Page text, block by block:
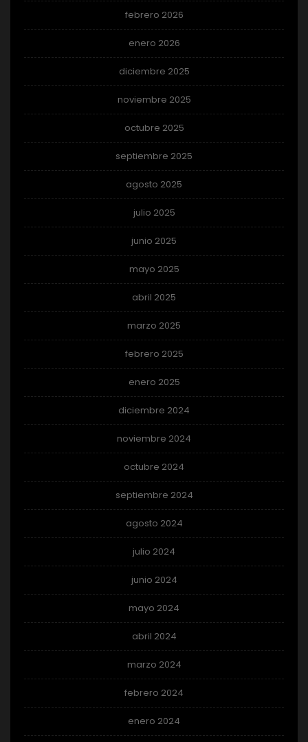
febrero 2026
enero 2026
diciembre 2025
noviembre 2025
octubre 2025
septiembre 2025
agosto 2025
julio 2025
junio 2025
mayo 2025
abril 2025
marzo 2025
febrero 2025
enero 2025
diciembre 2024
noviembre 2024
octubre 2024
septiembre 2024
agosto 2024
julio 2024
junio 2024
mayo 2024
abril 2024
marzo 2024
febrero 2024
enero 2024